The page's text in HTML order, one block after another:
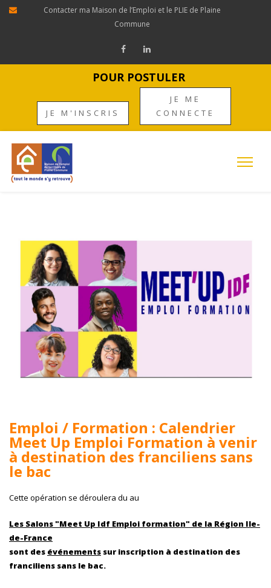
Contacter ma Maison de l’Emploi et le PLIE de Plaine
Commune
POUR POSTULER
JE M'INSCRIS
JE ME
CONNECTE
Emploi / Formation : Calendrier
Meet Up Emploi Formation à venir
à destination des franciliens sans
le bac
Cette opération se déroulera du au
Les Salons "Meet Up Idf Emploi formation" de la Région Ile-
de-France
sont des événements sur inscription à destination des
franciliens sans le bac.